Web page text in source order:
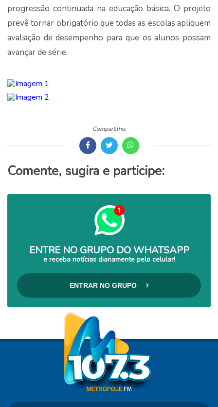
progressão continuada na educação básica. O projeto
prevê tornar obrigatório que todas as escolas apliquem
avaliação de desempenho para que os alunos possam
avançar de série.
Compartilhe:
Comente, sugira e participe:
ENTRE NO GRUPO DO WHATSAPP
e receba notícias diariamente pelo celular!
ENTRAR NO GRUPO